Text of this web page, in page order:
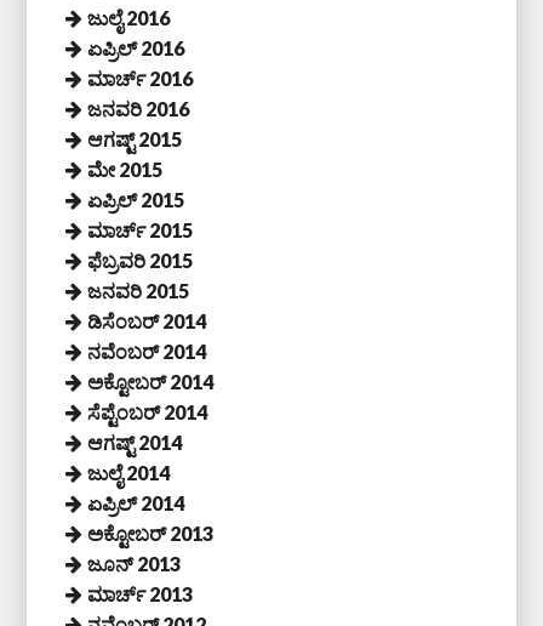
ಜುಲೈ 2016
ಏಪ್ರಿಲ್ 2016
ಮಾರ್ಚ್ 2016
ಜನವರಿ 2016
ಆಗಷ್ಟ್ 2015
ಮೇ 2015
ಏಪ್ರಿಲ್ 2015
ಮಾರ್ಚ್ 2015
ಫೆಬ್ರವರಿ 2015
ಜನವರಿ 2015
ಡಿಸೆಂಬರ್ 2014
ನವೆಂಬರ್ 2014
ಅಕ್ಟೋಬರ್ 2014
ಸೆಪ್ಟೆಂಬರ್ 2014
ಆಗಷ್ಟ್ 2014
ಜುಲೈ 2014
ಏಪ್ರಿಲ್ 2014
ಅಕ್ಟೋಬರ್ 2013
ಜೂನ್ 2013
ಮಾರ್ಚ್ 2013